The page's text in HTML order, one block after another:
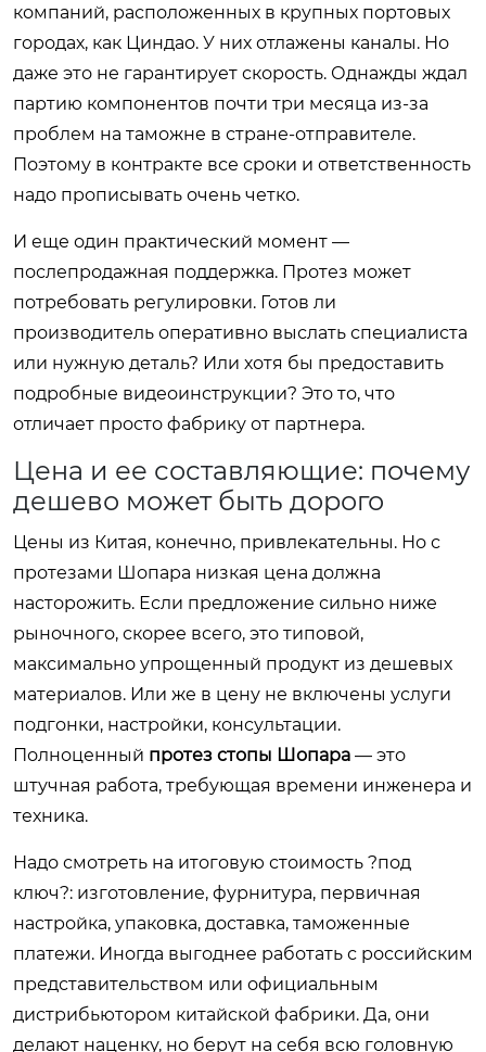
компаний, расположенных в крупных портовых
городах, как Циндао. У них отлажены каналы. Но
даже это не гарантирует скорость. Однажды ждал
партию компонентов почти три месяца из-за
проблем на таможне в стране-отправителе.
Поэтому в контракте все сроки и ответственность
надо прописывать очень четко.
И еще один практический момент —
послепродажная поддержка. Протез может
потребовать регулировки. Готов ли
производитель оперативно выслать специалиста
или нужную деталь? Или хотя бы предоставить
подробные видеоинструкции? Это то, что
отличает просто фабрику от партнера.
Цена и ее составляющие: почему
дешево может быть дорого
Цены из Китая, конечно, привлекательны. Но с
протезами Шопара низкая цена должна
насторожить. Если предложение сильно ниже
рыночного, скорее всего, это типовой,
максимально упрощенный продукт из дешевых
материалов. Или же в цену не включены услуги
подгонки, настройки, консультации.
Полноценный протез стопы Шопара — это
штучная работа, требующая времени инженера и
техника.
Надо смотреть на итоговую стоимость ?под
ключ?: изготовление, фурнитура, первичная
настройка, упаковка, доставка, таможенные
платежи. Иногда выгоднее работать с российским
представительством или официальным
дистрибьютором китайской фабрики. Да, они
делают наценку, но берут на себя всю головную